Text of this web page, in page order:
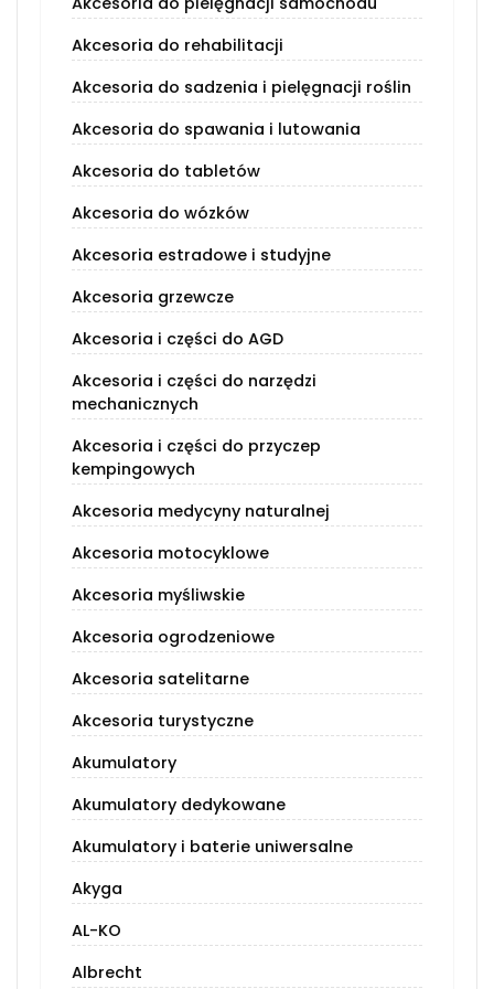
Akcesoria do rehabilitacji
Akcesoria do sadzenia i pielęgnacji roślin
Akcesoria do spawania i lutowania
Akcesoria do tabletów
Akcesoria do wózków
Akcesoria estradowe i studyjne
Akcesoria grzewcze
Akcesoria i części do AGD
Akcesoria i części do narzędzi
mechanicznych
Akcesoria i części do przyczep
kempingowych
Akcesoria medycyny naturalnej
Akcesoria motocyklowe
Akcesoria myśliwskie
Akcesoria ogrodzeniowe
Akcesoria satelitarne
Akcesoria turystyczne
Akumulatory
Akumulatory dedykowane
Akumulatory i baterie uniwersalne
Akyga
AL-KO
Albrecht